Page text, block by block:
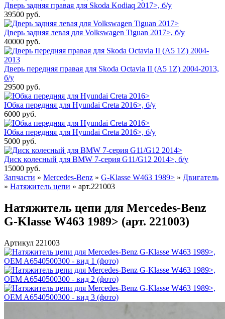
Дверь задняя правая для Skoda Kodiaq 2017>, б/у
39500 руб.
Дверь задняя левая для Volkswagen Tiguan 2017>, б/у
40000 руб.
Дверь передняя правая для Skoda Octavia II (A5 1Z) 2004-2013,
б/у
29500 руб.
Юбка передняя для Hyundai Creta 2016>, б/у
6000 руб.
Юбка передняя для Hyundai Creta 2016>, б/у
5000 руб.
Диск колесный для BMW 7-серия G11/G12 2014>, б/у
15000 руб.
Запчасти » Mercedes-Benz » G-Klasse W463 1989> » Двигатель
» Натяжитель цепи » арт.221003
Натяжитель цепи для Mercedes-Benz
G-Klasse W463 1989> (арт. 221003)
Артикул 221003